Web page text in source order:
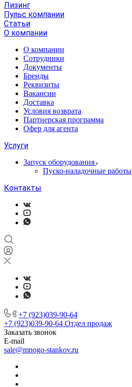
Лизинг
Пульс компании
Статьи
О компании
О компании
Сотрудники
Документы
Бренды
Реквизиты
Вакансии
Доставка
Условия возврата
Партнерская программа
Офер для агента
Услуги
Запуск оборудования
Пуско-наладочные работы
Контакты
+7 (923)039-90-64
+7 (923)039-90-64 Отдел продаж
Заказать звонок
E-mail
sale@mnogo-stankov.ru